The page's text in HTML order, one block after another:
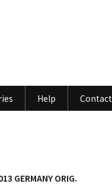
Help Contact
GERMANY ORIG.